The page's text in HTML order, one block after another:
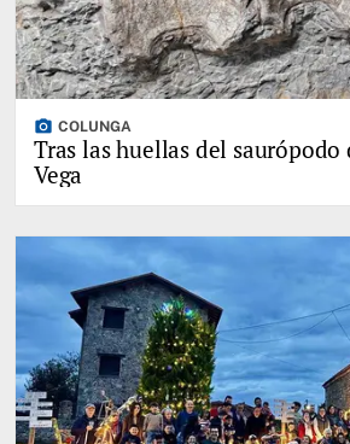
photo_camera COLUNGA
Tras las huellas del saurópodo
Vega